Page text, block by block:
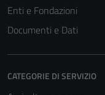
Enti e Fondazioni
Documenti e Dati
CATEGORIE DI SERVIZIO